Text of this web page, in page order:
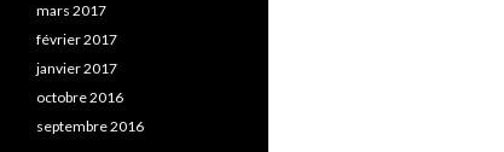
mars 2017
février 2017
janvier 2017
octobre 2016
septembre 2016